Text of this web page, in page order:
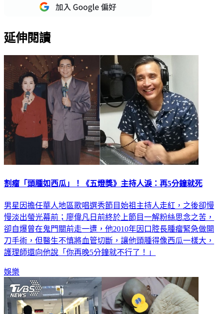
延伸閱讀
割瘤「頭腫如西瓜」！《五燈獎》主持人淚：再5分鐘就死
男星因擔任華人地區歌唱選秀節目始祖主持人走紅，之後卻慢
慢淡出螢光幕前；廖偉凡日前終於上節目一解粉絲思念之苦，
卻自爆曾在鬼門關前走一遭，他2010年因口腔長腫瘤緊急做開
刀手術，但醫生不慎將血管切斷，讓他頭腫得像西瓜一樣大，
護理師還向他說「你再晚5分鐘就不行了！」
娛樂